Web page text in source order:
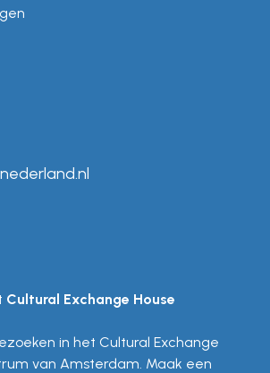
Cultural Exchange House
in het Cultural Exchange
van Amsterdam. Maak een